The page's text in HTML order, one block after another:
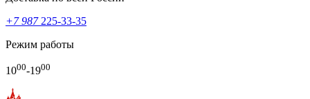
+7 987225-33-35
Режим работы
1000-1900